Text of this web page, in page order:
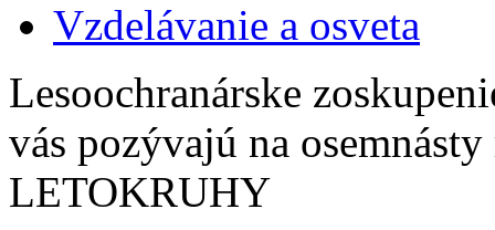
Vzdelávanie a osveta
Lesoochranárske
vás pozývajú na
LETOKRUHY